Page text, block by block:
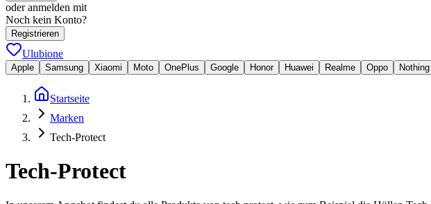
oder anmelden mit
Noch kein Konto?
Registrieren
Ulubione
Apple Samsung Xiaomi Moto OnePlus Google Honor Huawei Realme Oppo Nothing
Startseite
Marken
Tech-Protect
Tech-Protect